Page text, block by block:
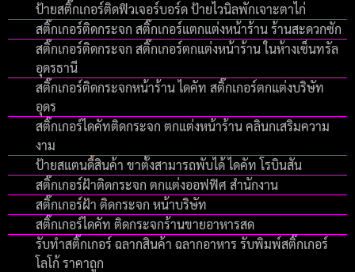
ป้ายสติ๊กเกอร์ติดฟิวเจอร์บอร์ด ป้ายไวนิลพักเจาะตาไก่
สติ๊กเกอร์ติดกระจก สติ๊กเกอร์แตกแต่งหน้าร้าน ร้านสะดวกซัก
สติ๊กเกอร์ติดกระจก สติ๊กเกอร์ตกแต่งหน้าร้าน ในห้างเซ็นทรัล
อุดรธานี
สติ๊กเกอร์ติดกระจกหน้าร้าน ไดคัท สติ๊กเกอร์ตกแต่งบริษัท
อุดร
สติ๊กเกอร์ไดคัทติดกระจก ตกแต่งหน้าร้าน คลินกเสริมความ
งาม
ป้ายสแตนดี้สินค้า ขาตั้งสามารถพับได้ ไดคัท โรบินสัน
สติ๊กเกอร์ฝ้าติดกระจก ตกแต่งออฟฟิศ สำนักงาน
สติ๊กเกอร์ฝ้า ติดกระจก หน้าบริษัท
สติ๊กเกอร์ไดคัท ติดกระจกร้านขายอาหารสด
รับทําสติ๊กเกอร์ ฉลากสินค้า ฉลากอาหาร รับพิมพ์สติ๊กเกอร์
โลโก้ ราคาถูก